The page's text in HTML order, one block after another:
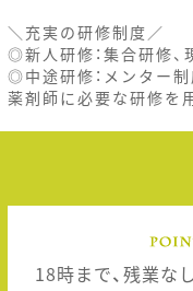
＼充実の研修制度／
◎新人研修：集合研修、
◎中途研修：メンター制
薬剤師に必要な研修を
18時まで、残業なし